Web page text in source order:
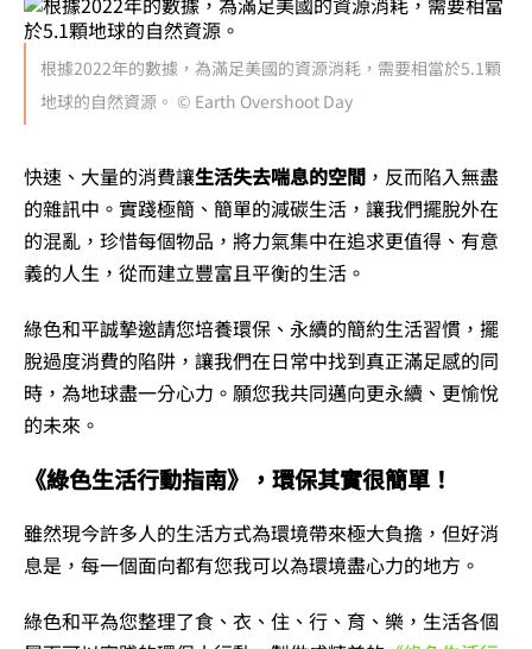
根據2022年的數據，為滿足美國的資源消耗，需要相當於5.1顆
地球的自然資源。 © Earth Overshoot Day
快速、大量的消費讓生活失去喘息的空間 ，反而陷入無盡
的雜訊中。實踐極簡、簡單的減碳生活，讓我們擺脫外在
的混亂，珍惜每個物品，將力氣集中在追求更值得、有意
義的人生，從而建立豐富且平衡的生活。
綠色和平誠摯邀請您培養環保、永續的簡約生活習慣，擺
脫過度消費的陷阱，讓我們在日常中找到真正滿足感的同
時，為地球盡一分心力。願您我共同邁向更永續、更愉悅
的未來。
《綠色生活行動指南》，環保其實很簡單！
雖然現今許多人的生活方式為環境帶來極大負擔，但好消
息是，每一個面向都有您我可以為環境盡心力的地方。
綠色和平為您整理了食、衣、住、行、育、樂，生活各個